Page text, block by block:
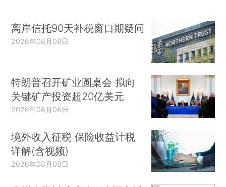
离岸信托90天补税窗口期疑问
2026年08月08日
特朗普召开矿业圆桌会 拟向
关键矿产投资超20亿美元
2026年08月08日
境外收入征税 保险收益计税
详解(含视频)
2026年08月08日